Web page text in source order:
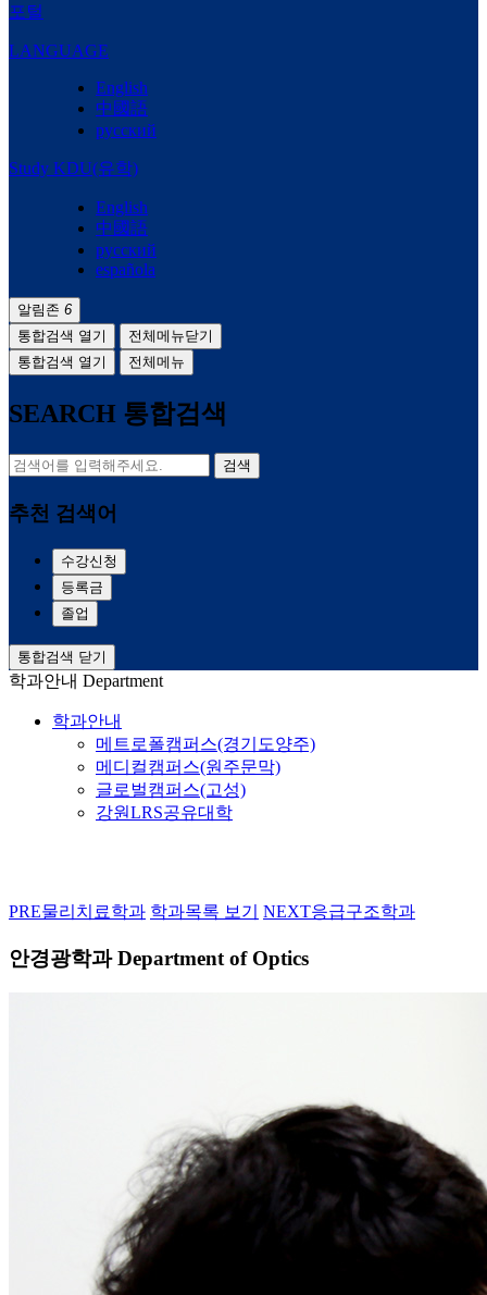
포털
LANGUAGE
English
中國語
русский
Study KDU(유학)
English
中國語
русский
española
알림존 6
통합검색 열기
전체메뉴닫기
통합검색 열기
전체메뉴
SEARCH 통합검색
검색
추천 검색어
수강신청
등록금
졸업
통합검색 닫기
학과안내 Department
학과안내
메트로폴캠퍼스(경기도양주)
메디컬캠퍼스(원주문막)
글로벌캠퍼스(고성)
강원LRS공유대학
PRE물리치료학과 학과목록 보기 NEXT응급구조학과
안경광학과 Department of Optics